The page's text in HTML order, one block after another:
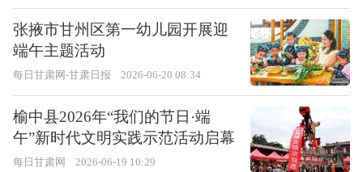
张掖市甘州区第一幼儿园开展迎
端午主题活动
每日甘肃网-甘肃日报 2026-06-20 08:34
榆中县2026年“我们的节日·端
午”新时代文明实践示范活动启幕
每日甘肃网 2026-06-19 10:29